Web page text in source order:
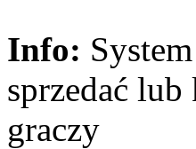
Info:
sprzedać
graczy